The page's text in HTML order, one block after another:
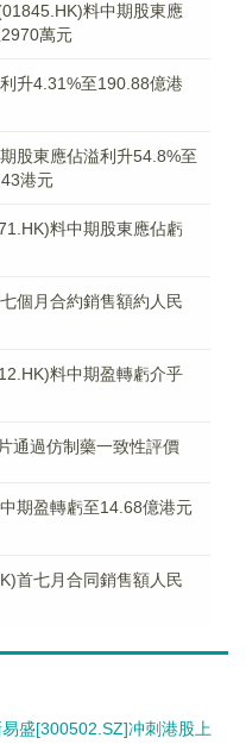
料中期股東應
萬元
升4.31%至190.88億港
股東應佔溢利升54.8%至
港元
料中期股東應佔虧
個月合約銷售額約人民
料中期盈轉虧介乎
通過仿制藥一致性評價
期盈轉虧至14.68億港元
首七月合同銷售額人民
易盛[300502.SZ]冲刺港股上